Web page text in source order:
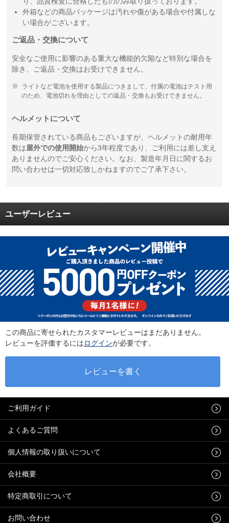
外箱などの商品パッケージは汚れや傷がある場合や付属しな
い場合がございます。
ご返品・交換について
安全なご使用に影響のある重大な機能的欠陥など特別な場合を
除き、ご返品・交換はお受けできません。
ライトなど電池を使用する製品につきまして、付属の電池はテスト用
のため、電池切れを理由としての返品・交換もお受けできません。
ヘルメットについて
長期保管されている商品もございますが、ヘルメットの耐用年
数は屋外での使用開始から3年程度であり、ご利用には差し支え
ありませんのでご安心ください。なお、製造年月日に関するお
問い合わせは一切対応致しかねますのでご了承下さい。
ユーザーレビュー
この商品に寄せられたカスタマーレビューはまだありません。
レビューを評価するにはログインが必要です。
ご利用ガイド
よくあるご質問
個人情報の取り扱いについて
会社概要
特定商取引について
お問い合わせ